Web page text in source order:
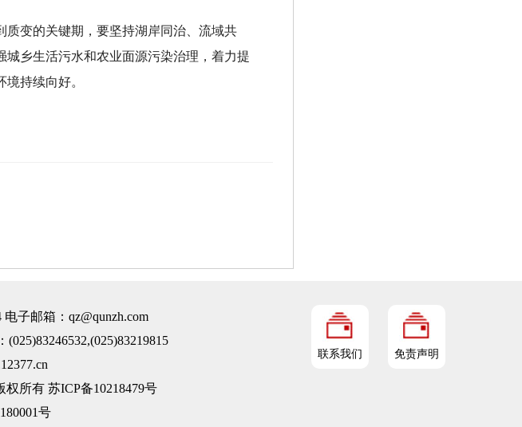
变的关键期，要坚持湖岸同治、流域共
乡生活污水和农业面源污染治理，着力提
持续向好。
子邮箱：qz@qunzh.com
权所有 苏ICP备10218479号
号
联系我们 免责声明